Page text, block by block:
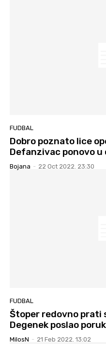
FUDBAL
Dobro poznato lice
Defanzivac ponovo
Bojana - 22 Oct 2022. 23:30
FUDBAL
Štoper redovno prati
Degenek poslao
MilosN - 21 Feb 2022. 13:02